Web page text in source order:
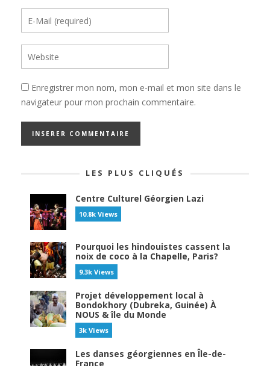
Enregistrer mon nom, mon e-mail et mon site dans le
navigateur pour mon prochain commentaire.
LES PLUS CLIQUÉS
Centre Culturel Géorgien Lazi
10.8k Views
Pourquoi les hindouistes cassent la
noix de coco à la Chapelle, Paris?
9.3k Views
Projet développement local à
Bondokhory (Dubreka, Guinée) À
NOUS & île du Monde
3k Views
Les danses géorgiennes en Île-de-
France